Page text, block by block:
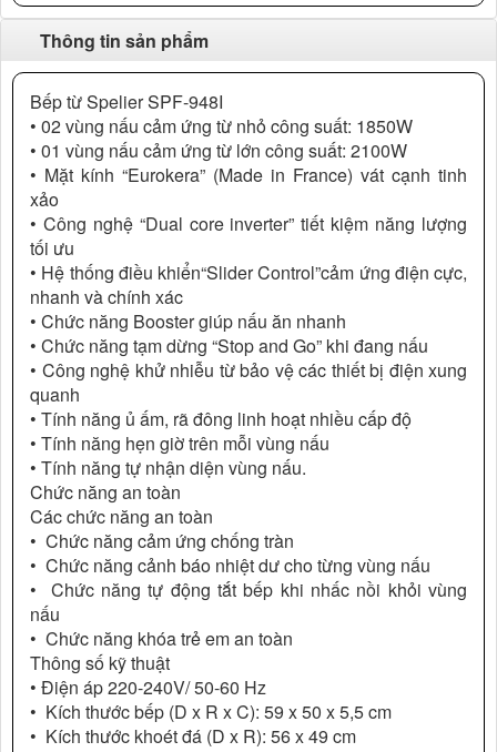
Thông tin sản phẩm
Bếp từ Spelier SPF-948I
• 02 vùng nấu cảm ứng từ nhỏ công suất: 1850W
• 01 vùng nấu cảm ứng từ lớn công suất: 2100W
• Mặt kính “Eurokera” (Made in France) vát cạnh tinh
xảo
• Công nghệ “Dual core inverter” tiết kiệm năng lượng
tối ưu
• Hệ thống điều khiển“Slider Control”cảm ứng điện cực,
nhanh và chính xác
• Chức năng Booster giúp nấu ăn nhanh
• Chức năng tạm dừng “Stop and Go” khi đang nấu
• Công nghệ khử nhiễu từ bảo vệ các thiết bị điện xung
quanh
• Tính năng ủ ấm, rã đông linh hoạt nhiều cấp độ
• Tính năng hẹn giờ trên mỗi vùng nấu
• Tính năng tự nhận diện vùng nấu.
Chức năng an toàn
Các chức năng an toàn
• Chức năng cảm ứng chống tràn
• Chức năng cảnh báo nhiệt dư cho từng vùng nấu
• Chức năng tự động tắt bếp khi nhấc nồi khỏi vùng
nấu
• Chức năng khóa trẻ em an toàn
Thông số kỹ thuật
• Điện áp 220-240V/ 50-60 Hz
• Kích thước bếp (D x R x C): 59 x 50 x 5,5 cm
• Kích thước khoét đá (D x R): 56 x 49 cm